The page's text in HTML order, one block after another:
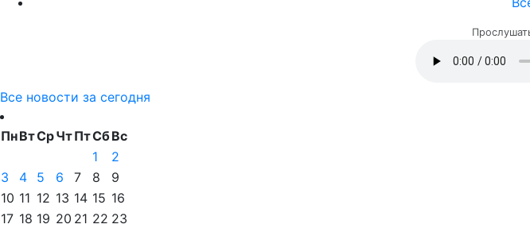
Все новости за сегодня
ПнВтСрЧтПтСбВс
1
2
3
4 5 6 7 8
9
10 11 12 13 14 15 16
17 18 19 20 21 22 23